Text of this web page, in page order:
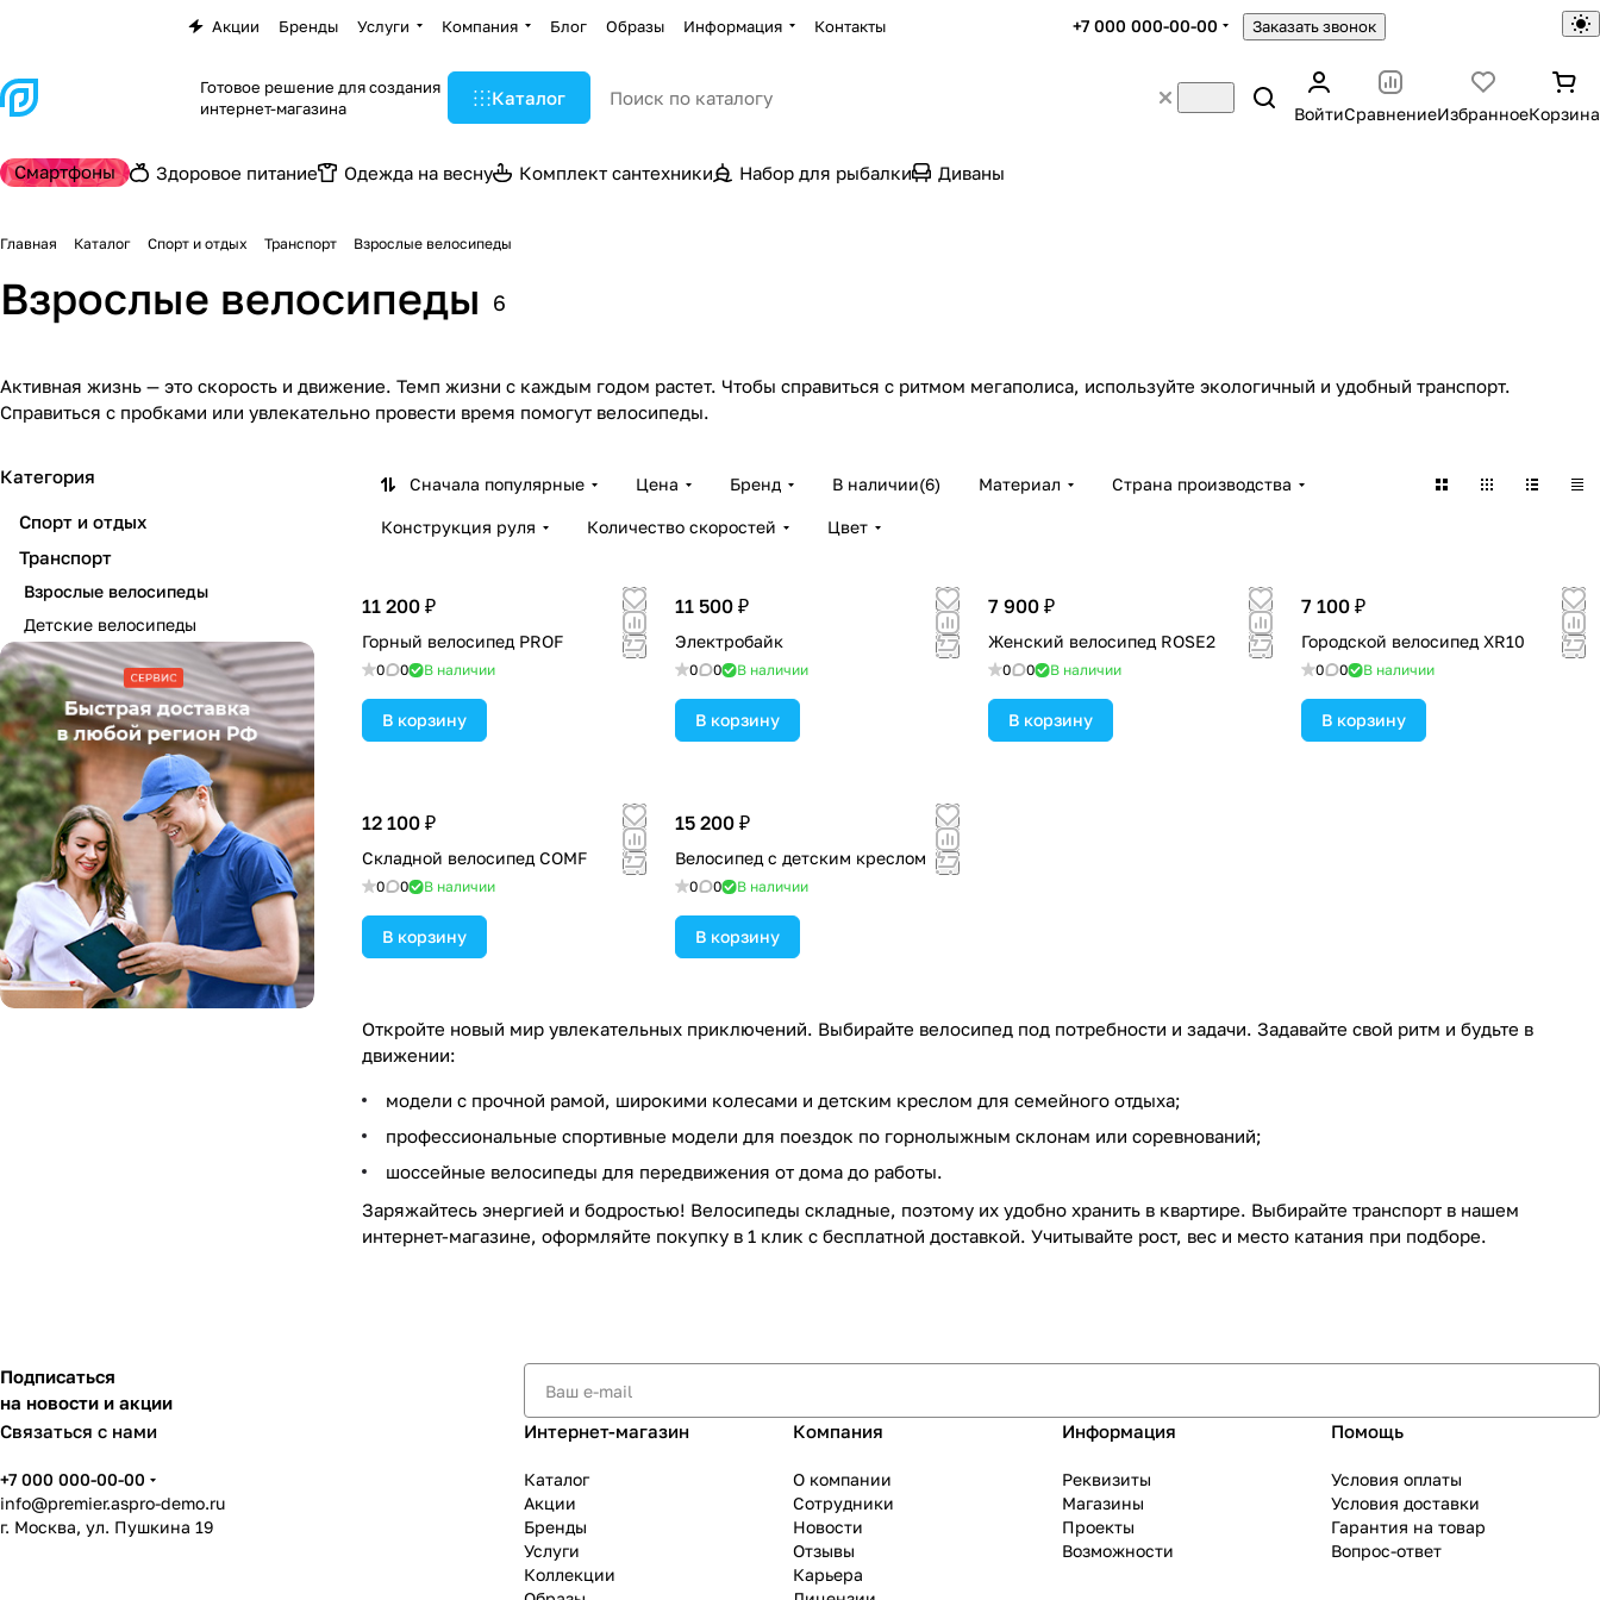
Акции Бренды Услуги Компания Блог Образы Информация Контакты +7 000 000-00-00 Заказать звонок
Готовое решение для создания
интернет-магазина
Каталог
ВойтиСравнениеИзбранноеКорзина
Смартфоны Здоровое питание Одежда на весну Комплект сантехники Набор для рыбалки Диваны
Главная Каталог Спорт и отдых Транспорт Взрослые велосипеды
Взрослые велосипеды 6
Активная жизнь — это скорость и движение. Темп жизни с каждым годом растет. Чтобы справиться с ритмом мегаполиса, используйте экологичный и удобный транспорт.
Справиться с пробками или увлекательно провести время помогут велосипеды.
Сначала популярные Цена Бренд В наличии(6) Материал Страна производства
Конструкция руля Количество скоростей Цвет
11 200 ₽
Горный велосипед PROF
0 0 В наличии
В корзину
11 500 ₽
Электробайк
0 0 В наличии
В корзину
7 900 ₽
Женский велосипед ROSE2
0 0 В наличии
В корзину
7 100 ₽
Городской велосипед XR10
0 0 В наличии
В корзину
12 100 ₽
Складной велосипед COMF
0 0 В наличии
В корзину
15 200 ₽
Велосипед с детским креслом
0 0 В наличии
В корзину
Откройте новый мир увлекательных приключений. Выбирайте велосипед под потребности и задачи. Задавайте свой ритм и будьте в
движении:
модели с прочной рамой, широкими колесами и детским креслом для семейного отдыха;
профессиональные спортивные модели для поездок по горнолыжным склонам или соревнований;
шоссейные велосипеды для передвижения от дома до работы.
Заряжайтесь энергией и бодростью! Велосипеды складные, поэтому их удобно хранить в квартире. Выбирайте транспорт в нашем
интернет-магазине, оформляйте покупку в 1 клик с бесплатной доставкой. Учитывайте рост, вес и место катания при подборе.
Категория
Спорт и отдых
Транспорт
Взрослые велосипеды
Детские велосипеды
Подписаться
на новости и акции
Связаться с нами
+7 000 000-00-00
info@premier.aspro-demo.ru
г. Москва, ул. Пушкина 19
Интернет-магазин
Каталог
Акции
Бренды
Услуги
Коллекции
Компания
О компании
Сотрудники
Новости
Отзывы
Карьера
Информация
Реквизиты
Магазины
Проекты
Возможности
Помощь
Условия оплаты
Условия доставки
Гарантия на товар
Вопрос-ответ